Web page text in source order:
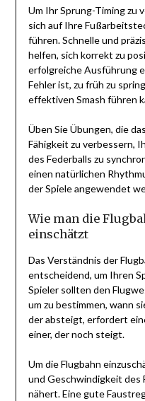
Um Ihr Sprung-Timing zu
sich auf Ihre
führen. Schnelle und
helfen, sich korrekt zu
erfolgreiche Ausführung
Fehler ist, zu früh zu
effektiven Smash führen
Üben Sie Übungen, die
Fähigkeit zu verbessern,
des Federballs zu
einen natürlichen
der Spiele angewendet
Wie man die
einschätzt
Das Verständnis der
entscheidend, um Ihren
Spieler sollten den
um zu bestimmen, wann
der absteigt, erfordert
einer, der noch steigt.
Um die Flugbahn
und Geschwindigkeit des
nähert. Eine gute